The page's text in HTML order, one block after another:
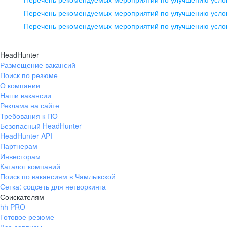
pr@ural.hh.ru
помещение 21
+7 383 207-94-64
pr@nsk.hh.ru
Перечень рекомендуемых мероприятий по улучшению
Перечень рекомендуемых мероприятий по улучшению
HeadHunter
Размещение вакансий
Поиск по резюме
О компании
Наши вакансии
Реклама на сайте
Требования к ПО
Безопасный HeadHunter
HeadHunter API
Партнерам
Инвесторам
Каталог компаний
Поиск по вакансиям в Чамлыкской
Сетка: соцсеть для нетворкинга
Соискателям
hh PRO
Готовое резюме